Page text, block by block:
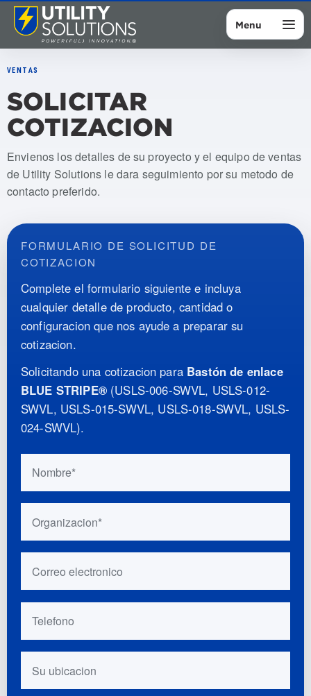
Menu
VENTAS
SOLICITAR
COTIZACION
Envienos los detalles de su proyecto y el equipo de ventas
de Utility Solutions le dara seguimiento por su metodo de
contacto preferido.
FORMULARIO DE SOLICITUD DE
COTIZACION
Complete el formulario siguiente e incluya
cualquier detalle de producto, cantidad o
configuracion que nos ayude a preparar su
cotizacion.
Solicitando una cotizacion para Bastón de enlace
BLUE STRIPE®(USLS-006-SWVL, USLS-012-
SWVL, USLS-015-SWVL, USLS-018-SWVL, USLS-
024-SWVL).